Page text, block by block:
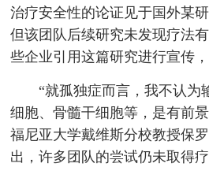
治疗安全性的论证见于国外某
但该团队后续研究未发现疗法
些企业引用这篇研究进行宣传
“就孤独症而言，我不认为
细胞、骨髓干细胞等，是有前
福尼亚大学戴维斯分校教授保
出，许多团队的尝试仍未取得疗